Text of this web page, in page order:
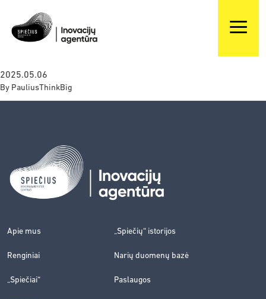
2025.05.06
By PauliusThinkBig
Apie mus „Spiečių“ istorijos
Renginiai Narių duomenų bazė
„Spiečiai“ Paslaugos